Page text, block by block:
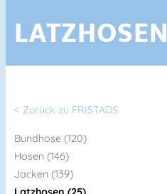
LATZHOSEN
< Zurück zu FRISTADS
Bundhose (120)
Hosen (146)
Jacken (139)